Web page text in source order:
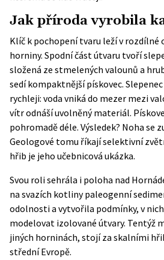
Jak příroda vyrobila
Klíč k pochopení tvaru leží v rozdílné
horniny. Spodní část útvaru tvoří
složená ze stmelených valounů a
sedí kompaktnější pískovec.
rychleji: voda vniká do mezer mezi
vítr odnáší uvolněný materiál.
pohromadě déle. Výsledek? Noha se
Geologové tomu říkají selektivní
hřib je jeho učebnicová ukázka.
Svou roli sehrála i poloha nad
na svazích kotliny paleogenní
odolnosti a vytvořila podmínky, v
modelovat izolované útvary. Tentýž
jiných horninách, stojí za skalními
střední Evropě.